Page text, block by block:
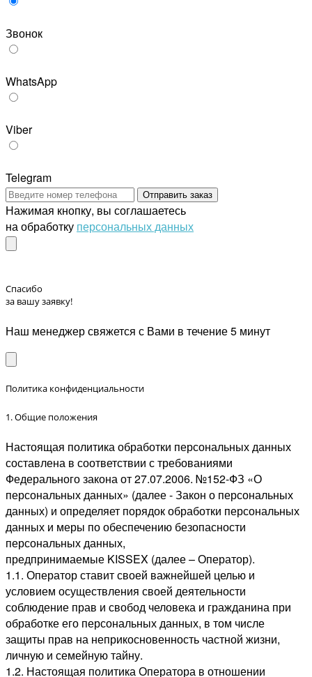
Звонок
WhatsApp
Viber
Telegram
Отправить заказ
Нажимая кнопку, вы соглашаетесь
на обработку персональных данных
Спасибо
за вашу заявку!
Наш менеджер свяжется с Вами в течение 5 минут
Политика конфиденциальности
1. Общие положения
Настоящая политика обработки персональных данных
составлена в соответствии с требованиями
Федерального закона от 27.07.2006. №152-ФЗ «О
персональных данных» (далее - Закон о персональных
данных) и определяет порядок обработки персональных
данных и меры по обеспечению безопасности
персональных данных,
предпринимаемые KISSEX (далее – Оператор).
1.1. Оператор ставит своей важнейшей целью и
условием осуществления своей деятельности
соблюдение прав и свобод человека и гражданина при
обработке его персональных данных, в том числе
защиты прав на неприкосновенность частной жизни,
личную и семейную тайну.
1.2. Настоящая политика Оператора в отношении